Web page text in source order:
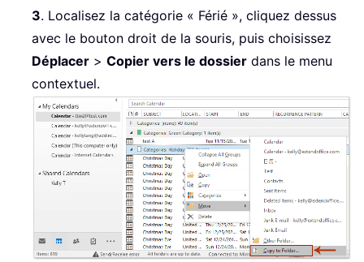
3. Localisez la catégorie « Férié », cliquez dessus
avec le bouton droit de la souris, puis choisissez
Déplacer > Copier vers le dossier dans le menu
contextuel.